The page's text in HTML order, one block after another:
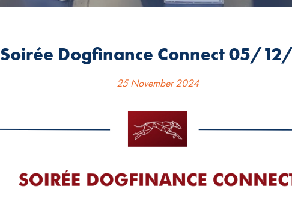
Soirée Dogfinance Connect 05/
25 November 2024